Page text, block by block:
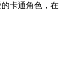
卡通角色，